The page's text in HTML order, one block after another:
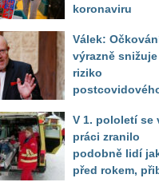
koronaviru
Válek:
výrazně snižuje
riziko
V 1. pololetí se
práci zranilo
podobně lidí
před rokem,